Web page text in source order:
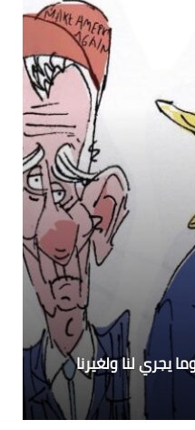
يجري لنا ولغيرنا